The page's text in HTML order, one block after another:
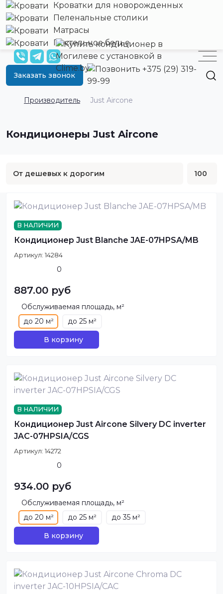
Кроватки для новорожденных
Пеленальные столики
Матрасы
Постельное белье
Заказать звонок
+375 (29) 319-
99-99
Производитель Just Aircone
Кондиционеры Just Aircone
В НАЛИЧИИ
Кондиционер Just Blanche JAE-07HPSA/MB
Артикул: 14284
0
887.00 руб
Обслуживаемая площадь, м²
до 20 м²
до 25 м²
В корзину
В НАЛИЧИИ
Кондиционер Just Aircone Silvery DC inverter
JAC-07HPSIA/CGS
Артикул: 14272
0
934.00 руб
Обслуживаемая площадь, м²
до 20 м²
до 25 м² до 35 м²
В корзину